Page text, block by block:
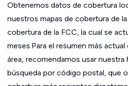
Obtenemos datos de cobertura
nuestros mapas de cobertura de
cobertura de la FCC, la cual se
meses.Para el resumen más
área, recomendamos usar nuestra
búsqueda por código postal, que